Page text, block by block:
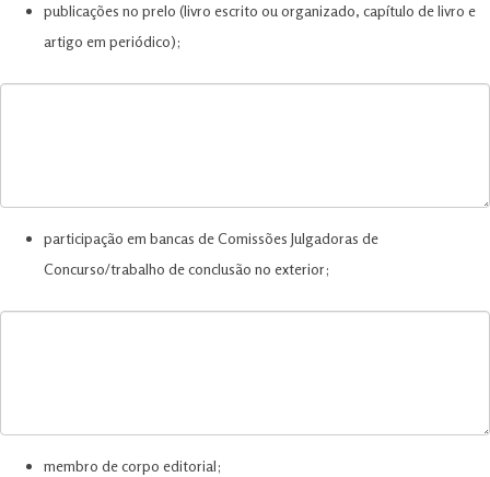
publicações no prelo (livro escrito ou organizado, capítulo de livro e
artigo em periódico);
participação em bancas de Comissões Julgadoras de
Concurso/trabalho de conclusão no exterior;
membro de corpo editorial;